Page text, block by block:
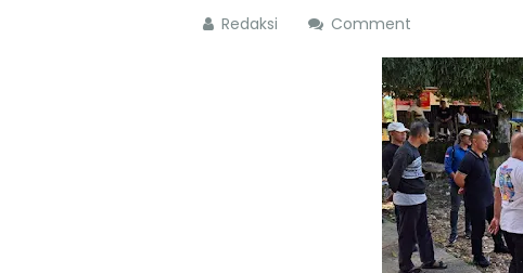
Redaksi Comment